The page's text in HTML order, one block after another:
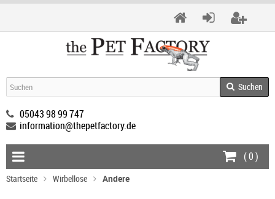
Suchen
05043 98 99 747
information@thepetfactory.de
(0)
Startseite Wirbellose Andere